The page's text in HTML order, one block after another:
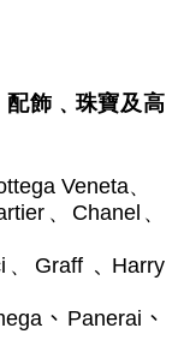
飾﹑珠寶及高
Veneta、
、 Chanel 、
、 Graff﹑Harry
、 Panerai 、